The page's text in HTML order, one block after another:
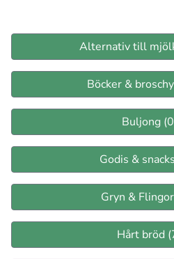
Alternativ till
Böcker &
Buljong
Godis &
Gryn &
Hårt bröd